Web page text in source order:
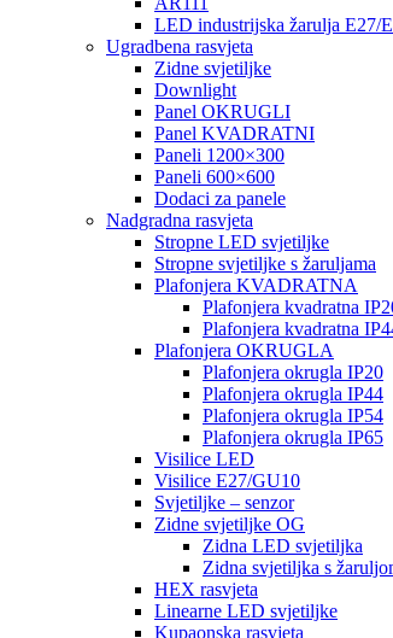
LED industrijska žarulja E27/
Ugradbena rasvjeta
Zidne svjetiljke
Downlight
Panel OKRUGLI
Panel KVADRATNI
Paneli 1200×300
Paneli 600×600
Dodaci za panele
Nadgradna rasvjeta
Stropne LED svjetiljke
Stropne svjetiljke s žaruljama
Plafonjera KVADRATNA
Plafonjera kvadratna
Plafonjera kvadratna
Plafonjera OKRUGLA
Plafonjera okrugla IP20
Plafonjera okrugla IP44
Plafonjera okrugla IP54
Plafonjera okrugla IP65
Visilice LED
Visilice E27/GU10
Svjetiljke – senzor
Zidne svjetiljke OG
Zidna LED svjetiljka
Zidna svjetiljka s
HEX rasvjeta
Linearne LED svjetiljke
Kupaonska rasvjeta